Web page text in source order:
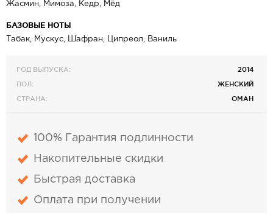
Жасмин, Мимоза, Кедр, Мёд
БАЗОВЫЕ НОТЫ
Табак, Мускус, Шафран, Ципреол, Ваниль
ГОД ВЫПУСКА:
2014
ПОЛ:
ЖЕНСКИЙ
СТРАНА:
ОМАН
100% Гарантия подлинности
Накопительные скидки
Быстрая доставка
Оплата при получении